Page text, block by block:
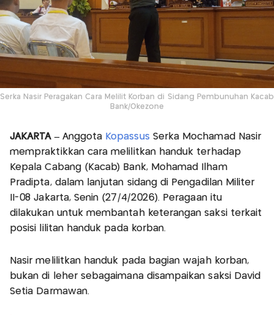
Serka Nasir Peragakan Cara Melilit Korban di Sidang Pembunuhan Kacab
Bank/Okezone
JAKARTA –Anggota Kopassus Serka Mochamad Nasir
mempraktikkan cara melilitkan handuk terhadap
Kepala Cabang (Kacab) Bank, Mohamad Ilham
Pradipta, dalam lanjutan sidang di Pengadilan Militer
II-08 Jakarta, Senin (27/4/2026). Peragaan itu
dilakukan untuk membantah keterangan saksi terkait
posisi lilitan handuk pada korban.
Nasir melilitkan handuk pada bagian wajah korban,
bukan di leher sebagaimana disampaikan saksi David
Setia Darmawan.